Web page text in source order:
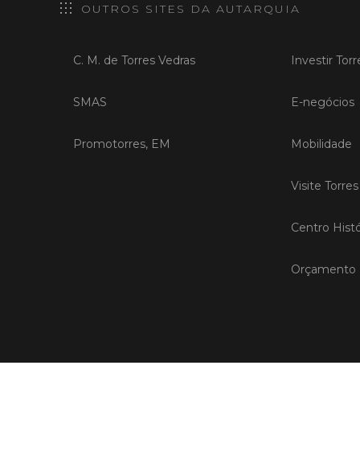
OUTROS SITES DA AUTARQUIA
C. M. de Torres Vedras
SMAS
Promotorres, EM
Investir
E-negócios
Mobilidade
Visite
Centro
Orçamento